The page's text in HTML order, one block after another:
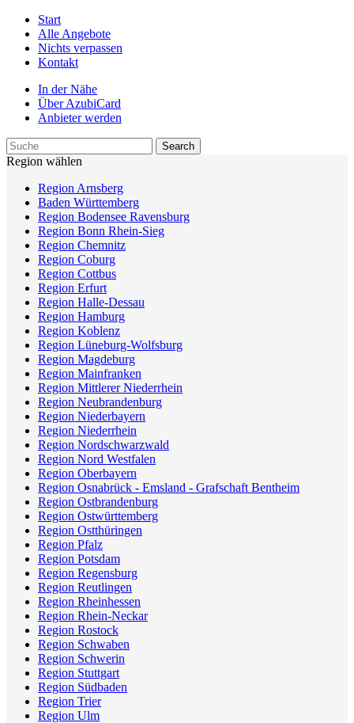
Start
Alle Angebote
Nichts verpassen
Kontakt
In der Nähe
Über AzubiCard
Anbieter werden
Region wählen
Region Arnsberg
Baden Württemberg
Region Bodensee Ravensburg
Region Bonn Rhein-Sieg
Region Chemnitz
Region Coburg
Region Cottbus
Region Erfurt
Region Halle-Dessau
Region Hamburg
Region Koblenz
Region Lüneburg-Wolfsburg
Region Magdeburg
Region Mainfranken
Region Mittlerer Niederrhein
Region Neubrandenburg
Region Niederbayern
Region Niederrhein
Region Nordschwarzwald
Region Nord Westfalen
Region Oberbayern
Region Osnabrück - Emsland - Grafschaft Bentheim
Region Ostbrandenburg
Region Ostwürttemberg
Region Ostthüringen
Region Pfalz
Region Potsdam
Region Regensburg
Region Reutlingen
Region Rheinhessen
Region Rhein-Neckar
Region Rostock
Region Schwaben
Region Schwerin
Region Stuttgart
Region Südbaden
Region Trier
Region Ulm